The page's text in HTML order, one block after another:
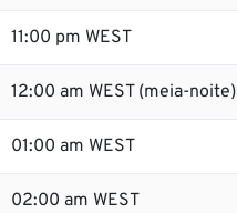
11:00 pm WEST
12:00 am WEST (meia-noite)
01:00 am WEST
02:00 am WEST